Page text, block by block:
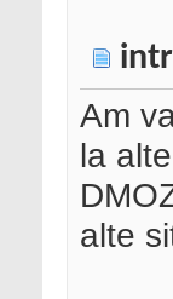
Am
la
alte